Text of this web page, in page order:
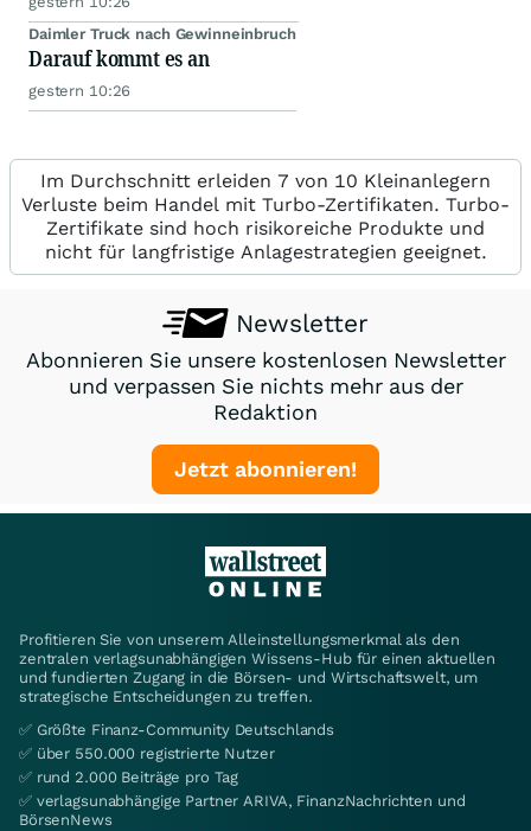
Daimler Truck nach Gewinneinbruch
Darauf kommt es an
gestern 10:26
Im Durchschnitt erleiden 7 von 10 Kleinanlegern
Verluste beim Handel mit Turbo-Zertifikaten. Turbo-
Zertifikate sind hoch risikoreiche Produkte und
nicht für langfristige Anlagestrategien geeignet.
Newsletter
Abonnieren Sie unsere kostenlosen Newsletter
und verpassen Sie nichts mehr aus der
Redaktion
Jetzt abonnieren!
Profitieren Sie von unserem Alleinstellungsmerkmal als den
zentralen verlagsunabhängigen Wissens-Hub für einen aktuellen
und fundierten Zugang in die Börsen- und Wirtschaftswelt, um
strategische Entscheidungen zu treffen.
✅ Größte Finanz-Community Deutschlands
✅ über 550.000 registrierte Nutzer
✅ rund 2.000 Beiträge pro Tag
✅ verlagsunabhängige Partner ARIVA, FinanzNachrichten und
BörsenNews